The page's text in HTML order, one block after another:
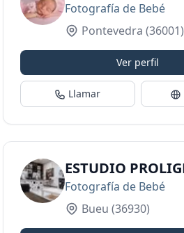
Fotografía de Bebé
Pontevedra (36001)
Ver perfil
Llamar
ESTUDIO
Fotografía de Bebé
Bueu (36930)